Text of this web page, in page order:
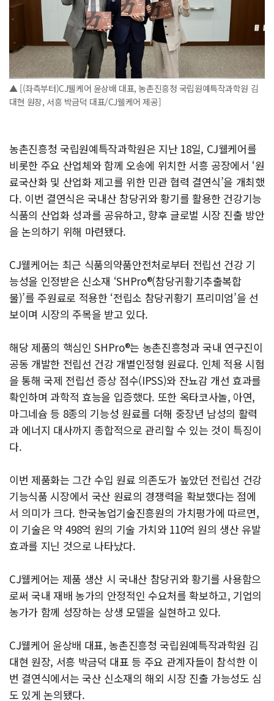
▲ [(좌측부터)CJ웰케어 윤상배 대표, 농촌진흥청 국립원예특작과학원 김
대현 원장, 서흥 박금덕 대표/CJ웰케어 제공]
농촌진흥청 국립원예특작과학원은 지난 18일, CJ웰케어를
비롯한 주요 산업체와 함께 오송에 위치한 서흥 공장에서 ‘원
료국산화 및 산업화 제고를 위한 민관 협력 결연식’을 개최했
다. 이번 결연식은 국내산 참당귀와 황기를 활용한 건강기능
식품의 산업화 성과를 공유하고, 향후 글로벌 시장 진출 방안
을 논의하기 위해 마련됐다.
CJ웰케어는 최근 식품의약품안전처로부터 전립선 건강 기
능성을 인정받은 신소재 ‘SHPro®(참당귀황기추출복합
물)’를 주원료로 적용한 ‘전립소 참당귀황기 프리미엄’을 선
보이며 시장의 주목을 받고 있다.
해당 제품의 핵심인 SHPro®는 농촌진흥청과 국내 연구진이
공동 개발한 전립선 건강 개별인정형 원료다. 인체 적용 시험
을 통해 국제 전립선 증상 점수(IPSS)와 잔뇨감 개선 효과를
확인하며 과학적 효능을 입증했다. 또한 옥타코사놀, 아연,
마그네슘 등 8종의 기능성 원료를 더해 중장년 남성의 활력
과 에너지 대사까지 종합적으로 관리할 수 있는 것이 특징이
다.
이번 제품화는 그간 수입 원료 의존도가 높았던 전립선 건강
기능식품 시장에서 국산 원료의 경쟁력을 확보했다는 점에
서 의미가 크다. 한국농업기술진흥원의 가치평가에 따르면,
이 기술은 약 498억 원의 기술 가치와 110억 원의 생산 유발
효과를 지닌 것으로 나타났다.
CJ웰케어는 제품 생산 시 국내산 참당귀와 황기를 사용함으
로써 국내 재배 농가의 안정적인 수요처를 확보하고, 기업의
농가가 함께 성장하는 상생 모델을 실현하고 있다.
CJ웰케어 윤상배 대표, 농촌진흥청 국립원예특작과학원 김
대현 원장, 서흥 박금덕 대표 등 주요 관계자들이 참석한 이
번 결연식에서는 국산 신소재의 해외 시장 진출 가능성도 심
도 있게 논의됐다.